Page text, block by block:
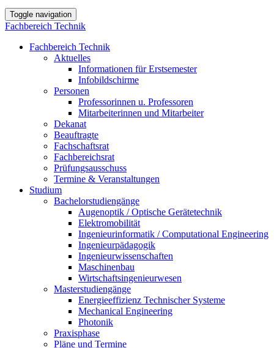
Toggle navigation
Fachbereich Technik
Fachbereich Technik
Aktuelles
Informationen für Erstsemester
Infobildschirme
Personen
Professorinnen u. Professoren
Mitarbeiterinnen und Mitarbeiter
Dekanat
Beauftragte
Fachschaftsrat
Fachbereichsrat
Prüfungsausschuss
Termine & Veranstaltungen
Studium
Bachelorstudiengänge
Augenoptik / Optische Gerätetechnik
Elektromobilität
Ingenieurinformatik / Computational Engineering
Ingenieurpädagogik
Ingenieurwissenschaften
Maschinenbau
Wirtschaftsingenieurwesen
Masterstudiengänge
Energieeffizienz Technischer Systeme
Mechanical Engineering
Photonik
Praxisphase
Pläne und Termine